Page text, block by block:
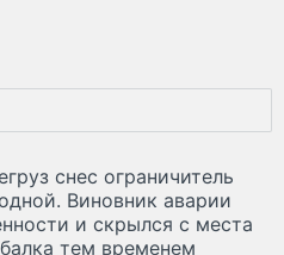
снес ограничитель
Виновник аварии
и скрылся с места
тем временем